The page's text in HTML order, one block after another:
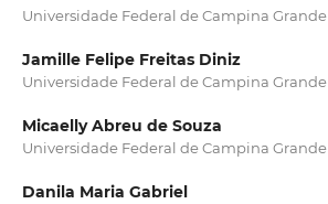
Universidade Federal de Campina Grande
Jamille Felipe Freitas Diniz
Universidade Federal de Campina Grande
Micaelly Abreu de Souza
Universidade Federal de Campina Grande
Danila Maria Gabriel